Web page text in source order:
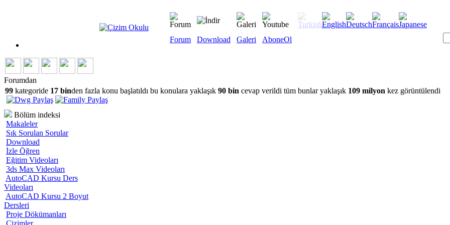
Forum Download Galeri AboneOl
Forumdan
99 kategoride 17 binden fazla konu başlatıldı bu konulara yaklaşık 90 bin cevap verildi tüm bunlar yaklaşık 109 milyon kez görüntülendi
Bölüm indeksi
Makaleler
Sık Sorulan Sorular
Download
İzle Öğren
Eğitim Videoları
3ds Max Videoları
AutoCAD Kursu Ders
Videoları
AutoCAD Kursu 2 Boyut
Dersleri
Proje Dökümanları
Çizimler